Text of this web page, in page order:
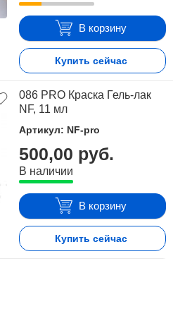
В корзину
Купить сейчас
086 PRO Краска Гель-лак
NF, 11 мл
Артикул: NF-pro
500,00 руб.
В наличии
В корзину
Купить сейчас